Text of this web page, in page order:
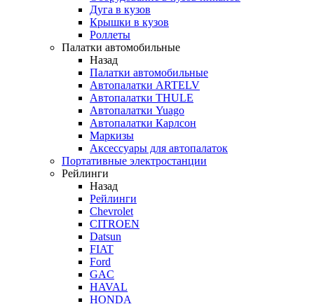
Дуга в кузов
Крышки в кузов
Роллеты
Палатки автомобильные
Назад
Палатки автомобильные
Автопалатки ARTELV
Автопалатки THULE
Автопалатки Yuago
Автопалатки Карлсон
Маркизы
Аксессуары для автопалаток
Портативные электростанции
Рейлинги
Назад
Рейлинги
Chevrolet
CITROEN
Datsun
FIAT
Ford
GAC
HAVAL
HONDA